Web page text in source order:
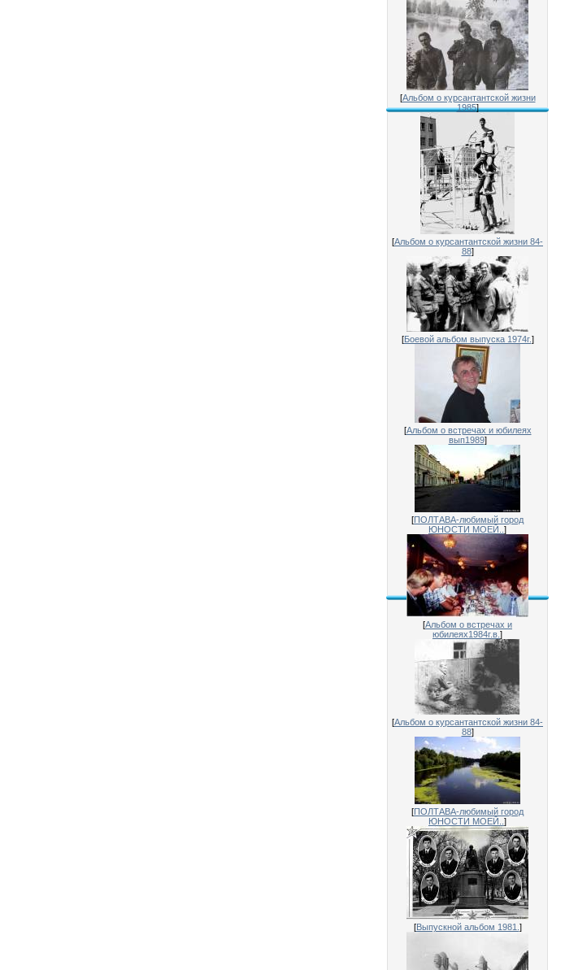
[Альбом о курсантантской жизни
1985]
[Альбом о курсантантской жизни 84-
88]
[Боевой альбом выпуска 1974г.]
[Альбом о встречах и юбилеях
вып1989]
[ПОЛТАВА-любимый город
ЮНОСТИ МОЕЙ.. ]
[Альбом о встречах и
юбилеях1984г.в. ]
[Альбом о курсантантской жизни 84-
88]
[ПОЛТАВА-любимый город
ЮНОСТИ МОЕЙ.. ]
[Выпускной альбом 1981. ]